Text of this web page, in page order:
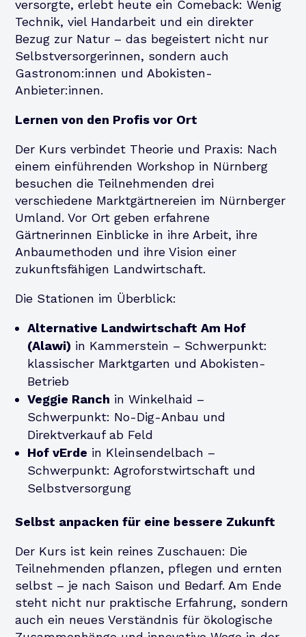
versorgte, erlebt heute ein Comeback: Wenig
Technik, viel Handarbeit und ein direkter
Bezug zur Natur – das begeistert nicht nur
Selbstversorgerinnen, sondern auch
Gastronom:innen und Abokisten-
Anbieter:innen.
Lernen von den Profis vor Ort
Der Kurs verbindet Theorie und Praxis: Nach
einem einführenden Workshop in Nürnberg
besuchen die Teilnehmenden drei
verschiedene Marktgärtnereien im Nürnberger
Umland. Vor Ort geben erfahrene
Gärtnerinnen Einblicke in ihre Arbeit, ihre
Anbaumethoden und ihre Vision einer
zukunftsfähigen Landwirtschaft.
Die Stationen im Überblick:
Alternative Landwirtschaft Am Hof
(Alawi) in Kammerstein – Schwerpunkt:
klassischer Marktgarten und Abokisten-
Betrieb
Veggie Ranch in Winkelhaid –
Schwerpunkt: No-Dig-Anbau und
Direktverkauf ab Feld
Hof vErde in Kleinsendelbach –
Schwerpunkt: Agroforstwirtschaft und
Selbstversorgung
Selbst anpacken für eine bessere Zukunft
Der Kurs ist kein reines Zuschauen: Die
Teilnehmenden pflanzen, pflegen und ernten
selbst – je nach Saison und Bedarf. Am Ende
steht nicht nur praktische Erfahrung, sondern
auch ein neues Verständnis für ökologische